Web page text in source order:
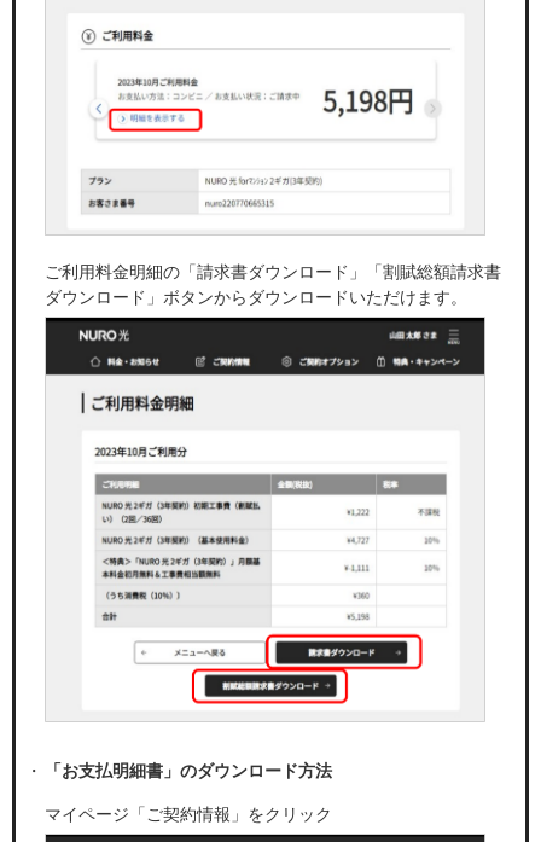
ご利用料金明細の「請求書ダウンロード」「割賦総額請求書
ダウンロード」ボタンからダウンロードいただけます。
「お支払明細書」のダウンロード方法
マイページ「ご契約情報」をクリック